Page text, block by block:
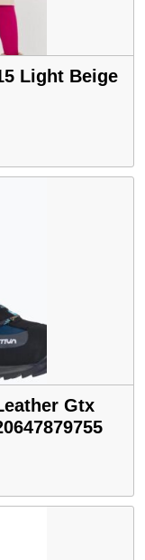
Light Beige
Gtx